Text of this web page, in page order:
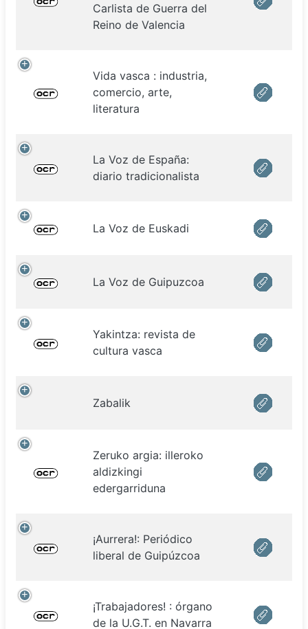
Carlista de Guerra del
Reino de Valencia
Vida vasca : industria,
comercio, arte,
literatura
La Voz de España:
diario tradicionalista
La Voz de Euskadi
La Voz de Guipuzcoa
Yakintza: revista de
cultura vasca
Zabalik
Zeruko argia: illeroko
aldizkingi
edergarriduna
¡Aurrera!: Periódico
liberal de Guipúzcoa
¡Trabajadores! : órgano
de la U.G.T. en Navarra